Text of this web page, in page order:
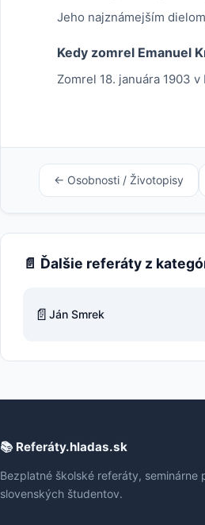
Jeho najznámejším
Kedy zomrel Emanuel
Zomrel 18. januára 1903 v
← Osobnosti / Životopisy
📄 Ďalšie referáty z
📄 Ján Smrek
📚 Referáty.hladas.sk
Bezplatné školské referáty, seminárne
slovenských študentov.